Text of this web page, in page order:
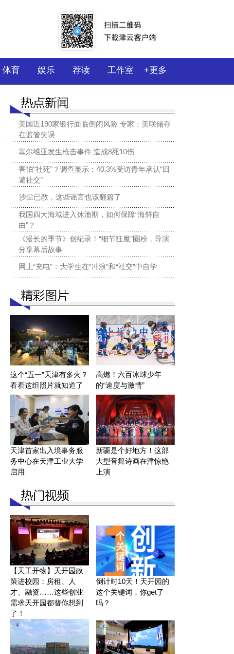
体育 娱乐 荐读 工作室 +更多
美国近190家银行面临倒闭风险 专家：美联储存
在监管失误
塞尔维亚发生枪击事件 造成8死10伤
害怕“社死”？调查显示：40.3%受访青年承认“回
避社交”
沙尘已散，这些谣言也该翻篇了
我国四大海域进入休渔期，如何保障“海鲜自
由”？
《漫长的季节》创纪录！“细节狂魔”圈粉，导演
分享幕后故事
网上“充电”：大学生在“冲浪”和“社交”中自学
这个“五一”天津有多火？
看看这组照片就知道了
高燃！六百冰球少年
的“速度与激情”
天津首家出入境事务服
务中心在天津工业大学
启用
新疆是个好地方！这部
大型音舞诗画在津惊艳
上演
【天工开物】天开园政
策进校园：房租、人
才、融资……这些创业
需求天开园都替你想到
了！
倒计时10天！天开园的
这个关键词，你get了
吗？